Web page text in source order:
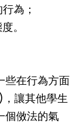
為；
。
些在行為方面
讓其他學生
個傚法的氣